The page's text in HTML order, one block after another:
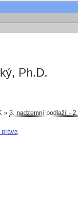
Ph.D.
» 3. nadzemní podlaží -
práva